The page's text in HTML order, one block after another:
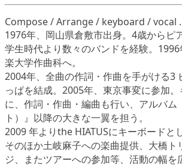
Compose / Arrange / keyboard /
1976年、岡山県倉敷市出身。4歳からピ
学生時代より数々のバンドを経験。
楽大学作曲科へ。
2004年、全曲の作詞・作曲を手がける3
っぱを結成。2005年、東京事変に参加
に、作詞・作曲・編曲も行い、アルバム
ト）』以降の大きな一翼を担う。
2009 年よりthe HIATUSにキーボードと
そのほか土岐麻子への楽曲提供、大橋ト
ジ、またツアーへの参加等、活動の幅を